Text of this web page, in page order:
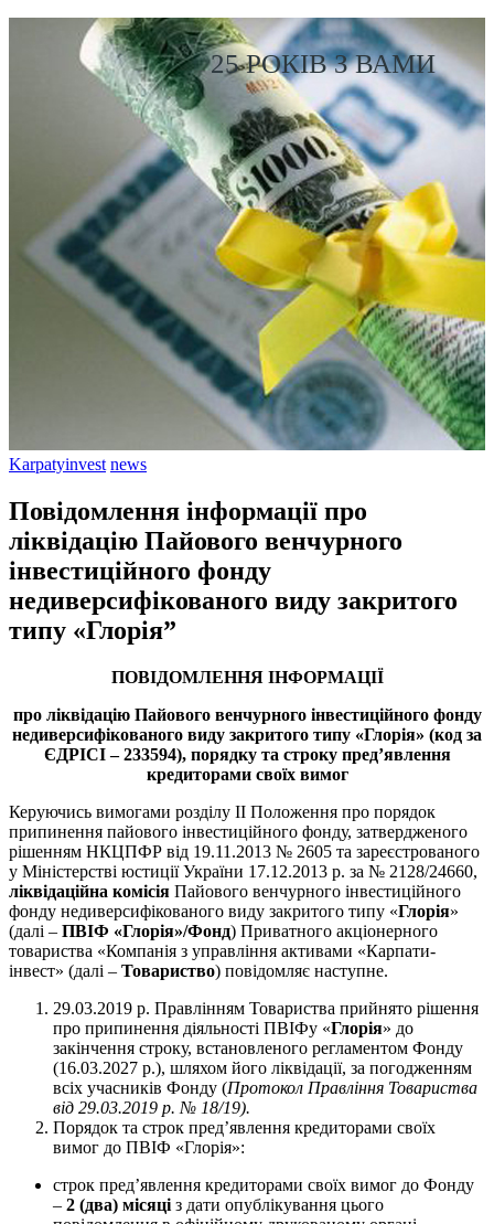
25 РОКІВ З ВАМИ
Karpatyinvest news
Повідомлення інформації про
ліквідацію Пайового венчурного
інвестиційного фонду
недиверсифікованого виду закритого
типу «Глорія”
ПОВІДОМЛЕННЯ ІНФОРМАЦІЇ
про ліквідацію Пайового венчурного інвестиційного фонду
недиверсифікованого виду закритого типу «Глорія» (код за
ЄДРІСІ – 233594), порядку та строку пред’явлення
кредиторами своїх вимог
Керуючись вимогами розділу ІІ Положення про порядок
припинення пайового інвестиційного фонду, затвердженого
рішенням НКЦПФР від 19.11.2013 № 2605 та зареєстрованого
у Міністерстві юстиції України 17.12.2013 р. за № 2128/24660,
ліквідаційна комісія Пайового венчурного інвестиційного
фонду недиверсифікованого виду закритого типу «Глорія»
(далі – ПВІФ «Глорія»/Фонд) Приватного акціонерного
товариства «Компанія з управління активами «Карпати-
інвест» (далі – Товариство) повідомляє наступне.
29.03.2019 р. Правлінням Товариства прийнято рішення
про припинення діяльності ПВІФу «Глорія» до
закінчення строку, встановленого регламентом Фонду
(16.03.2027 р.), шляхом його ліквідації, за погодженням
всіх учасників Фонду (Протокол Правління Товариства
від 29.03.2019 р. № 18/19).
Порядок та строк пред’явлення кредиторами своїх
вимог до ПВІФ «Глорія»:
строк пред’явлення кредиторами своїх вимог до Фонду
– 2 (два) місяці з дати опублікування цього